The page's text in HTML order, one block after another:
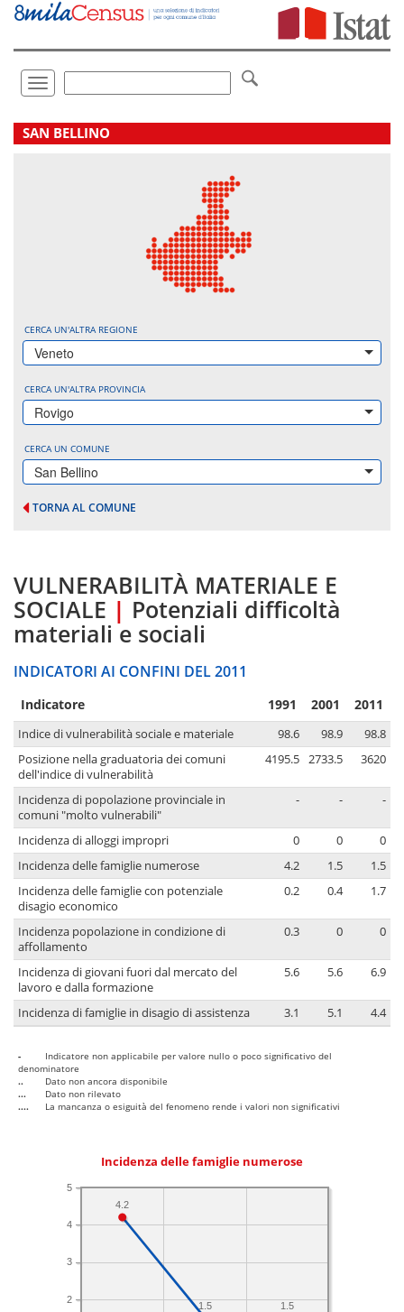
Vai
direttamente
Toggle
navigation
.
SAN BELLINO
CERCA UN'ALTRA REGIONE
Veneto
CERCA UN'ALTRA PROVINCIA
Rovigo
CERCA UN COMUNE
San Bellino
TORNA AL COMUNE
VULNERABILITÀ MATERIALE E
SOCIALE | Potenziali difficoltà
materiali e sociali
INDICATORI AI CONFINI DEL 2011
Indicatore 1991 2001 2011
Indice di vulnerabilità sociale e materiale 98.6 98.9
98.8
Posizione nella graduatoria dei comuni
dell'indice di vulnerabilità
4195.5 2733.5 3620
Incidenza di popolazione provinciale in
comuni "molto vulnerabili"
- - -
Incidenza di alloggi impropri 0 0
0
Incidenza delle famiglie numerose
4.2 1.5
1.5
Incidenza delle famiglie con potenziale
disagio economico
0.2 0.4 1.7
Incidenza popolazione in condizione di
affollamento
0.3 0 0
Incidenza di giovani fuori dal mercato del
lavoro e dalla formazione
5.6 5.6 6.9
Incidenza di famiglie in disagio di assistenza 3.1 5.1 4.4
-
Indicatore non applicabile per valore nullo o poco significativo del
denominatore
..
Dato non ancora disponibile
...
Dato non rilevato
....
La mancanza o esiguità del fenomeno rende i valori non significativi
Incidenza delle famiglie numerose
2
3
4
5
1.5
1.5
4.2